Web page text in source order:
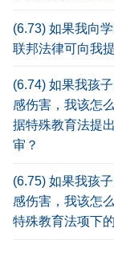
(6.73) 如果我向
联邦法律可向我
(6.74) 如果我孩
感伤害，我该怎
据特殊教育法提
审？
(6.75) 如果我孩
感伤害，我该怎
特殊教育法项下